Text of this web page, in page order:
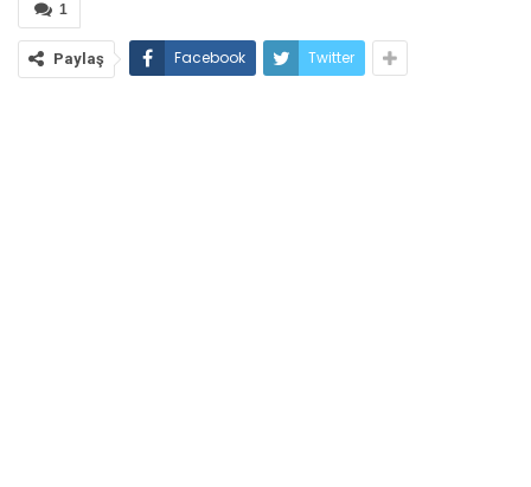
1
Paylaş Facebook Twitter